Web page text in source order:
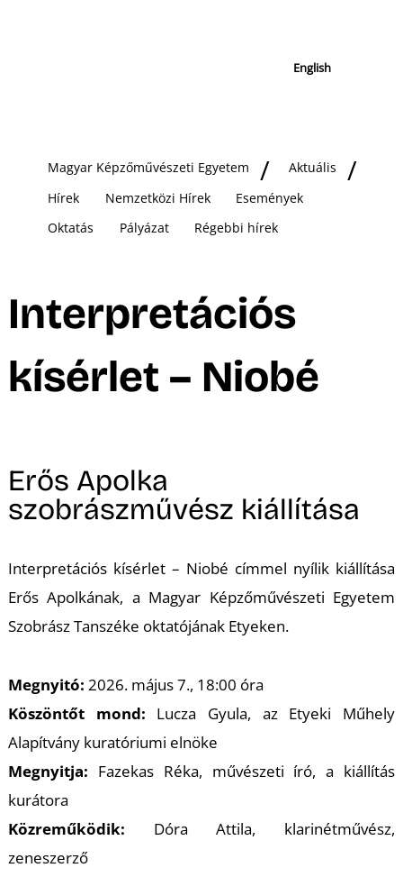
English
Magyar Képzőművészeti Egyetem
Aktuális
Hírek
Nemzetközi Hírek
Események
Oktatás
Pályázat Régebbi hírek
Interpretációs
kísérlet – Niobé
Erős Apolka
szobrászművész kiállítása
Interpretációs kísérlet – Niobé címmel nyílik kiállítása
Erős Apolkának, a Magyar Képzőművészeti Egyetem
Szobrász Tanszéke oktatójának Etyeken.
Megnyitó: 2026. május 7., 18:00 óra
Köszöntőt mond: Lucza Gyula, az Etyeki Műhely
Alapítvány kuratóriumi elnöke
Megnyitja: Fazekas Réka, művészeti író, a kiállítás
kurátora
Közreműködik: Dóra Attila, klarinétművész,
zeneszerző